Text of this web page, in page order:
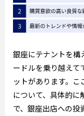
銀座にテナントを構
ードルを乗り越えて
ットがあります。こ
について、具体的に
で、銀座出店への投